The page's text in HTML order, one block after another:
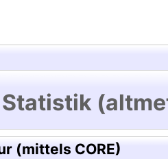
(mittels CORE)